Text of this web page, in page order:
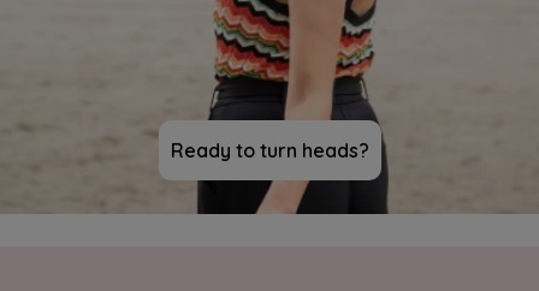
Ready to turn heads?